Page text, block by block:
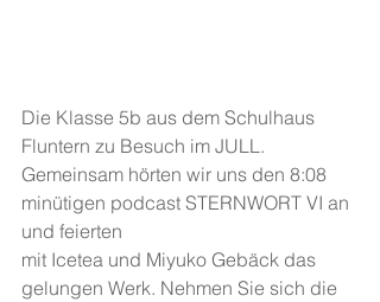
Die Klasse 5b aus dem Schulhaus
Fluntern zu Besuch im JULL.
Gemeinsam hörten wir uns den 8:08
minütigen podcast STERNWORT VI an
und feierten
mit Icetea und Miyuko Gebäck das
gelungen Werk. Nehmen Sie sich die